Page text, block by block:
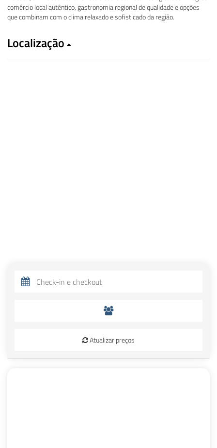
comércio local autêntico, gastronomia regional de qualidade e opções
que combinam com o clima relaxado e sofisticado da região.
Localização
Atualizar preços